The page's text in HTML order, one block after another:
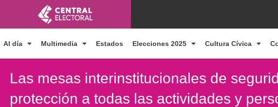
contenido
Al día Multimedia Estados Elecciones 2025 Cultura Cívica
Las mesas interinstitucionales de
protección a todas las actividades y